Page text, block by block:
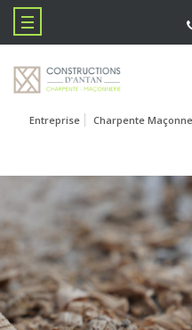
Entreprise Charpente